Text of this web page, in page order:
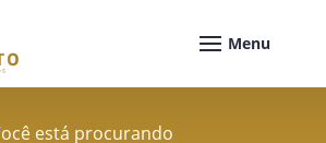
está procurando